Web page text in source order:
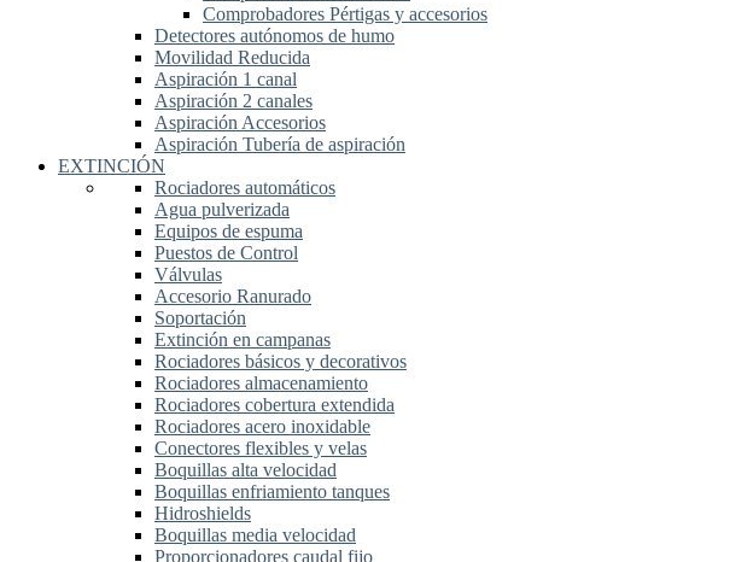
Comprobadores Pértigas y accesorios
Detectores autónomos de humo
Movilidad Reducida
Aspiración 1 canal
Aspiración 2 canales
Aspiración Accesorios
Aspiración Tubería de aspiración
EXTINCIÓN
Rociadores automáticos
Agua pulverizada
Equipos de espuma
Puestos de Control
Válvulas
Accesorio Ranurado
Soportación
Extinción en campanas
Rociadores básicos y decorativos
Rociadores almacenamiento
Rociadores cobertura extendida
Rociadores acero inoxidable
Conectores flexibles y velas
Boquillas alta velocidad
Boquillas enfriamiento tanques
Hidroshields
Boquillas media velocidad
Proporcionadores caudal fijo